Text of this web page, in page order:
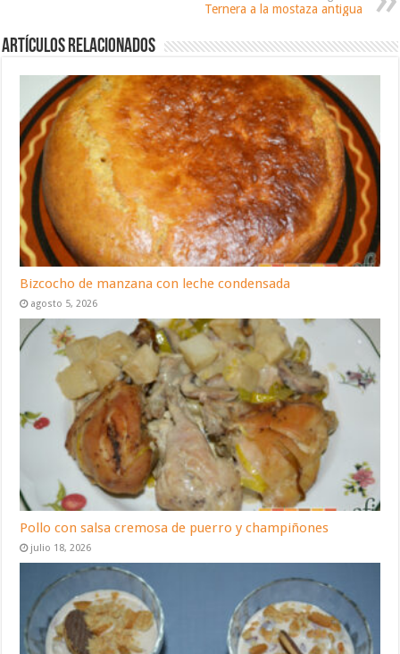
Ternera a la mostaza antigua
Artículos relacionados
Bizcocho de manzana con leche condensada
agosto 5, 2026
Pollo con salsa cremosa de puerro y champiñones
julio 18, 2026